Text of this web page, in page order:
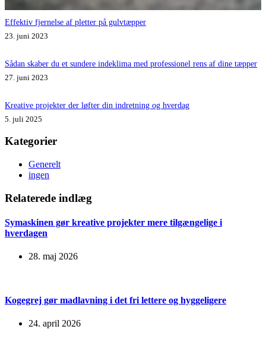
Effektiv fjernelse af pletter på gulvtæpper
23. juni 2023
Sådan skaber du et sundere indeklima med professionel rens af dine tæpper
27. juni 2023
Kreative projekter der løfter din indretning og hverdag
5. juli 2025
Kategorier
Generelt
ingen
Relaterede indlæg
Symaskinen gør kreative projekter mere tilgængelige i
hverdagen
28. maj 2026
Kogegrej gør madlavning i det fri lettere og hyggeligere
24. april 2026